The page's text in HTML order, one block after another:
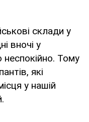
склади у
вночі у
Тому
які
у нашій